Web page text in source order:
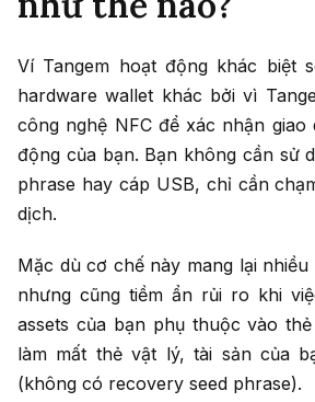
Ví Tangem hoạt động khác biệt
hardware wallet khác bởi vì
công nghệ NFC để xác nhận
động của bạn. Bạn không cần sử
phrase hay cáp USB, chỉ cần
dịch.
Mặc dù cơ chế này mang lại
nhưng cũng tiềm ẩn rủi ro khi
assets của bạn phụ thuộc vào
làm mất thẻ vật lý, tài sản của
(không có recovery seed phrase).